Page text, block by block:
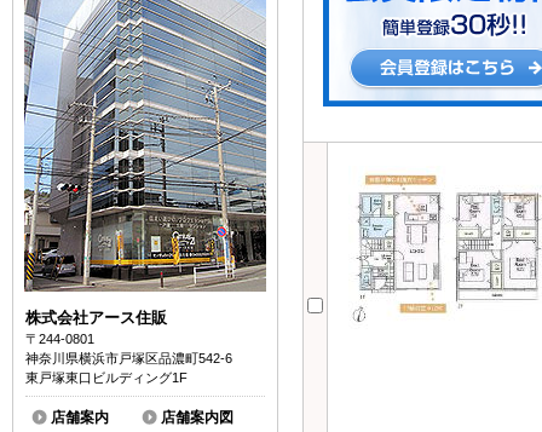
株式会社アース住販
〒244-0801
神奈川県横浜市戸塚区品濃町542-6
東戸塚東口ビルディング1F
店舗案内
店舗案内図